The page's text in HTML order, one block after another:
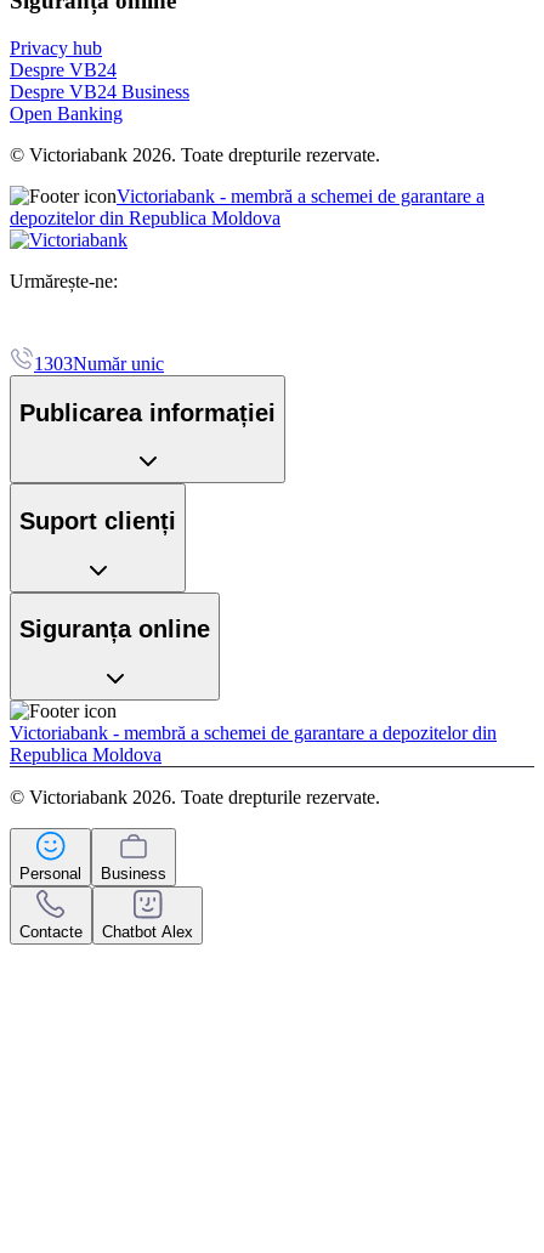
Privacy hub
Despre VB24
Despre VB24 Business
Open Banking
© Victoriabank 2026. Toate drepturile rezervate.
Victoriabank - membră a schemei de garantare a
depozitelor din Republica Moldova
Urmărește-ne:
1303Număr unic
Publicarea informației
Suport clienți
Siguranța online
Victoriabank - membră a schemei de garantare a depozitelor din
Republica Moldova
© Victoriabank 2026. Toate drepturile rezervate.
Personal Business
Contacte Chatbot Alex